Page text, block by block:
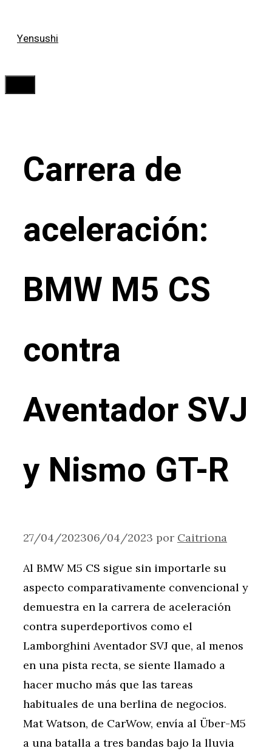
Yensushi
Carrera de
aceleración:
BMW M5 CS
contra
Aventador SVJ
y Nismo GT-R
27/04/202306/04/2023 por Caitriona
Al BMW M5 CS sigue sin importarle su
aspecto comparativamente convencional y
demuestra en la carrera de aceleración
contra superdeportivos como el
Lamborghini Aventador SVJ que, al menos
en una pista recta, se siente llamado a
hacer mucho más que las tareas
habituales de una berlina de negocios.
Mat Watson, de CarWow, envía al Über-M5
a una batalla a tres bandas bajo la lluvia